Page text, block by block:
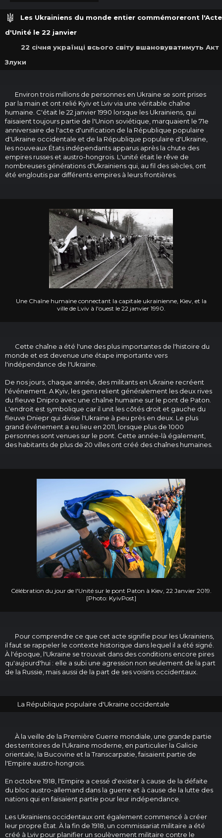
Les Ukrainiens du monde entier commémoreront l'Acte
d'Unité le 22 janvier
22 січня українці всього світу вшановуватимуть Акт
Злуки
Environ trois millions de personnes en Ukraine se sont prises
par la main et ont relié Kyiv et Lviv via une véritable chaîne
humaine. C'était le 22 janvier 1990 lorsque les Ukrainiens, qui
faisaient toujours partie de l'Union soviétique, marquaient le 71e
anniversaire de l'acte d'unification de la République populaire
d'Ukraine occidentale et de la République populaire d'Ukraine,
les nouveaux États indépendants apparus après la chute des
empires russes et austro-hongrois. L'unité était le rêve de
nombreuses générations d'Ukrainiens qui, au fil des siècles, ont
été engloutis par différents empires à leurs frontières.
Une Chaîne humaine connectant la capitale ukrainienne, Kiev, et la
ville de Lviv à l'ouest le 22 janvier 1990.
Cette chaîne a été l'une des plus importantes de l'histoire du
monde et est devenue une étape importante vers
l'indépendance de l'Ukraine.
De nos jours, chaque année, des militants en Ukraine recréent
l'événement. A Kyiv, les gens relient généralement les deux rives
du fleuve Dnipro avec une chaîne humaine sur le pont de Paton.
L'endroit est symbolique car il unit les côtés droit et gauche du
fleuve Dniepr qui divise l'Ukraine à peu près en deux. Le plus
grand événement a eu lieu en 2011, lorsque plus de 1000
personnes sont venues sur le pont. Cette année-là également,
des habitants de plus de 20 villes ont créé des chaînes humaines.
Célébration du jour de l'Unité sur le pont Paton à Kiev, 22 Janvier 2019.
[Photo: KyivPost]
Pour comprendre ce que cet acte signifie pour les Ukrainiens,
il faut se rappeler le contexte historique dans lequel il a été signé.
À l'époque, l'Ukraine se trouvait dans des conditions encore pires
qu'aujourd'hui : elle a subi une agression non seulement de la part
de la Russie, mais aussi de la part de ses voisins occidentaux.
La République populaire d'Ukraine occidentale
À la veille de la Première Guerre mondiale, une grande partie
des territoires de l'Ukraine moderne, en particulier la Galicie
orientale, la Bucovine et la Transcarpatie, faisaient partie de
l'Empire austro-hongrois.
En octobre 1918, l'Empire a cessé d'exister à cause de la défaite
du bloc austro-allemand dans la guerre et à cause de la lutte des
nations qui en faisaient partie pour leur indépendance.
Les Ukrainiens occidentaux ont également commencé à créer
leur propre État. À la fin de 1918, un commissariat militaire a été
créé à Lviv pour planifier un soulèvement militaire contre le